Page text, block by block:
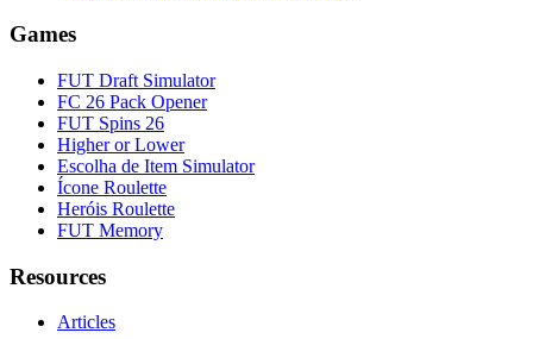
Games
FUT Draft Simulator
FC 26 Pack Opener
FUT Spins 26
Higher or Lower
Escolha de Item Simulator
Ícone Roulette
Heróis Roulette
FUT Memory
Resources
Articles